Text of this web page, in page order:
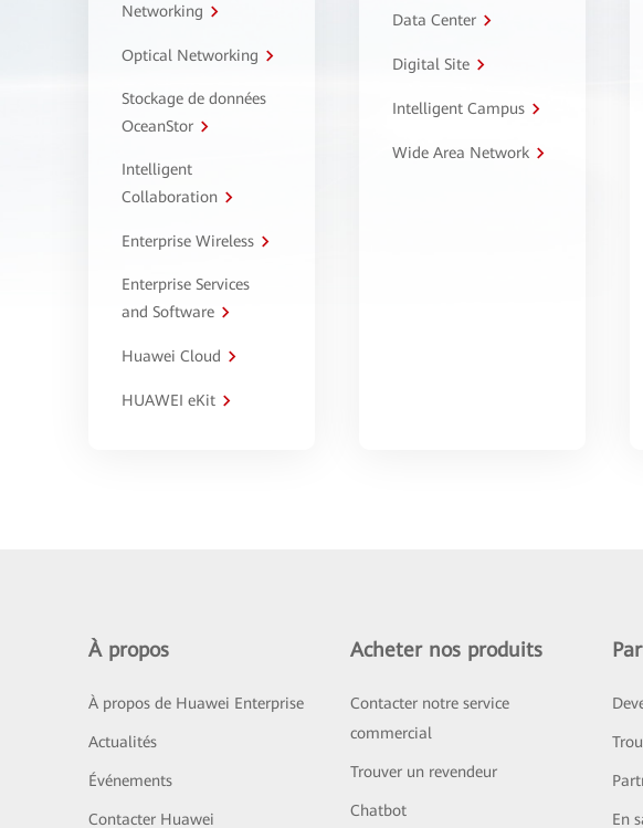
Networking
Optical Networking
Stockage de données
OceanStor
Intelligent
Collaboration
Enterprise Wireless
Enterprise Services
and Software
Huawei Cloud
HUAWEI eKit
Data Center
Digital Site
Intelligent Campus
Wide Area Network
À propos
À propos de Huawei Enterprise
Actualités
Événements
Contacter Huawei
Acheter nos produits
Contacter notre service
commercial
Trouver un revendeur
Chatbot En